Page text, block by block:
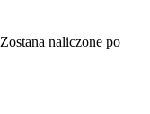
Zostana naliczone po